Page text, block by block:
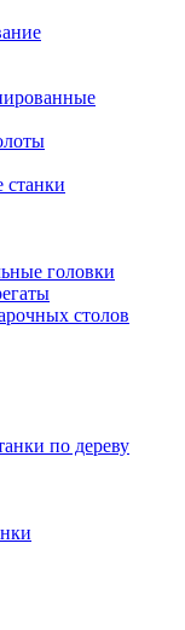
станки
головки
столов
по дереву